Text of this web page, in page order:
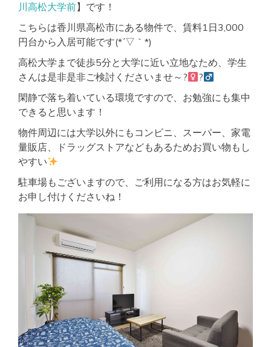
川高松大学前】です！
こちらは香川県高松市にある物件で、賃料1日3,000
円台から入居可能です(*´▽｀*)
高松大学まで徒歩5分と大学に近い立地なため、学生
さんは是非是非ご検討くださいませ～?‍
?‍
閑静で落ち着いている環境ですので、お勉強にも集中
できると思います！
物件周辺には大学以外にもコンビニ、スーパー、家電
量販店、ドラッグストアなどもあるためお買い物もし
やすい
駐車場もございますので、ご利用になる方はお気軽に
お申し付けくださいね！